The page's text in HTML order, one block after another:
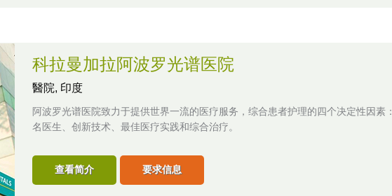
科拉曼加拉阿波罗光谱医院
醫院, 印度
阿波罗光谱医院致力于提供世界一流的医疗服务，综合患者护理的四个决定性因素
名医生、创新技术、最佳医疗实践和综合治疗。
查看简介 要求信息